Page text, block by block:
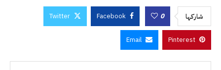
شاركها 0
Facebook
Twitter
Pinterest
Email